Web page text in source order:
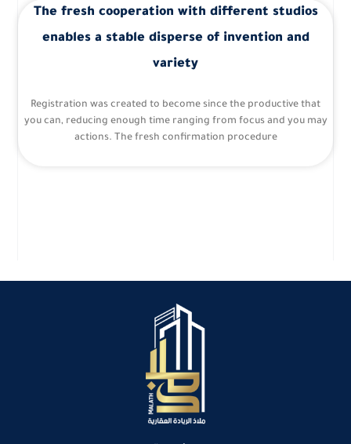
The fresh cooperation with different studios
enables a stable disperse of invention and
variety
Registration was created to become since the productive that
you can, reducing enough time ranging from focus and you may
actions. The fresh confirmation procedure